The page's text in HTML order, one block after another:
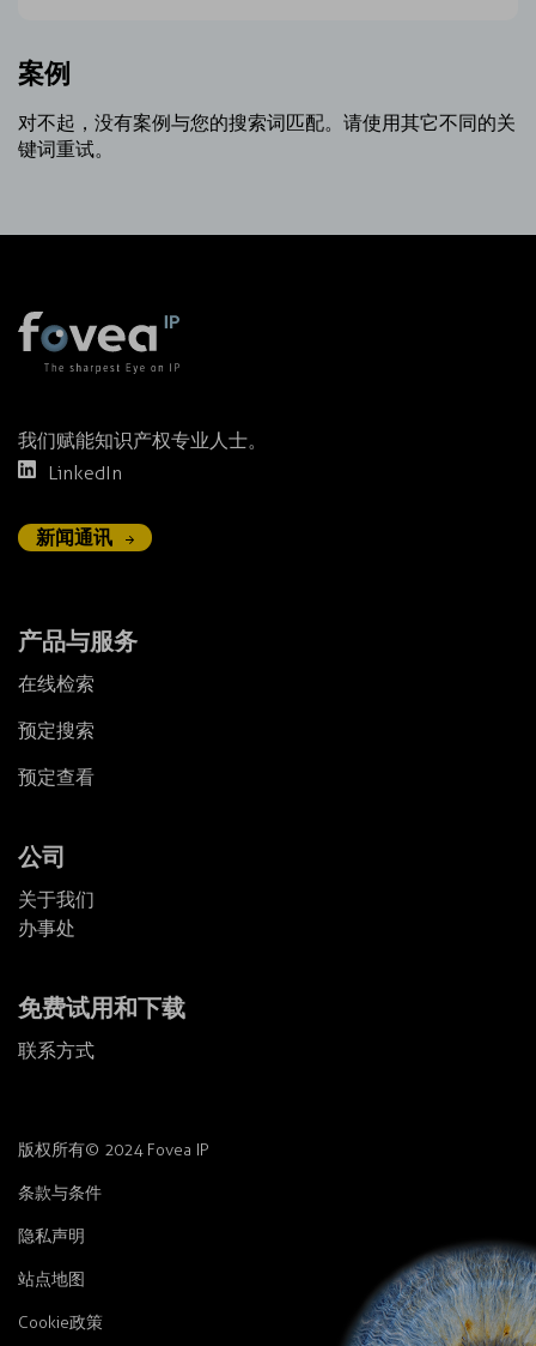
案例
对不起，没有案例与您的搜索词匹配。请使用其它不同的关
键词重试。
我们赋能知识产权专业人士。
LinkedIn
新闻通讯
产品与服务
在线检索
预定搜索
预定查看
公司
关于我们
办事处
免费试用和下载
联系方式
版权所有© 2024 Fovea IP
条款与条件
隐私声明
站点地图
Cookie政策